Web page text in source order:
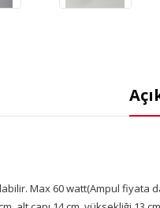
Max 60 watt(Ampul fiyata